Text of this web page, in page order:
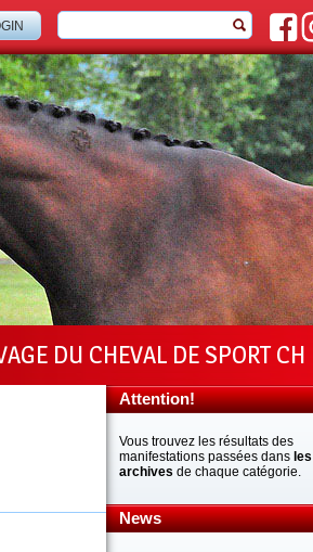
DU CHEVAL DE SPORT CH
Attention!
Vous trouvez les résultats des
manifestations passées dans les
archives de chaque catégorie.
News